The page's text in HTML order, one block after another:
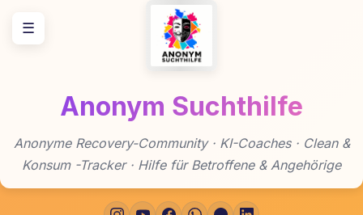
Inhalt
springen
Anonym Suchthilfe
Anonyme Recovery-Community · KI-Coaches · Clean &
Konsum -Tracker · Hilfe für Betroffene & Angehörige
☰